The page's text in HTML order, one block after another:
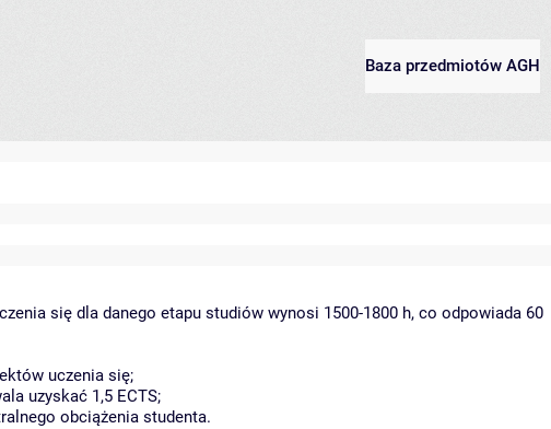
Baza przedmiotów AGH
się dla danego etapu studiów wynosi 1500-1800 h, co odpowiada 60
uczenia się;
uzyskać 1,5 ECTS;
obciążenia studenta.